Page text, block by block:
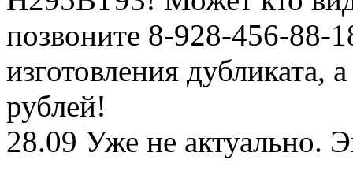
позвоните 8-928-456-88-
изготовления дубликата,
рублей!
28.09 Уже не актуально.